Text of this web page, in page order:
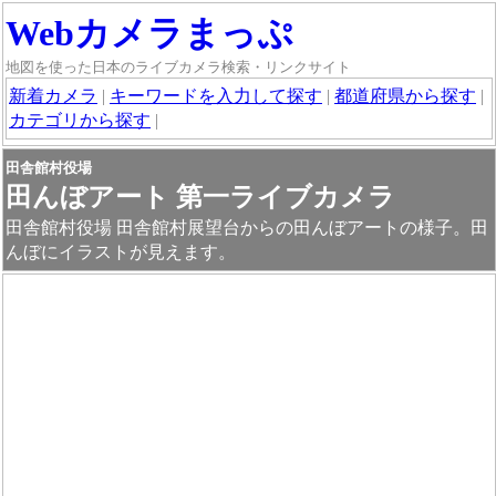
Webカメラまっぷ
地図を使った日本のライブカメラ検索・リンクサイト
新着カメラ | キーワードを入力して探す | 都道府県から探す |
カテゴリから探す |
田舎館村役場
田んぼアート 第一ライブカメラ
田舎館村役場 田舎館村展望台からの田んぼアートの様子。田
んぼにイラストが見えます。